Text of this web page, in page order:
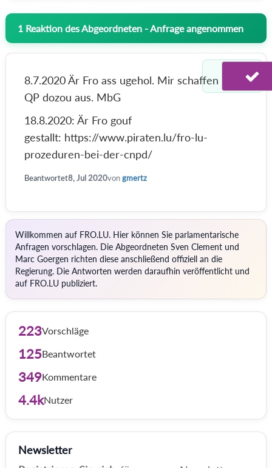
1 Reaktion des Abgeordneten - Anfrage angenommen
8.7.2020 Är Fro ass ugehol. Mir schaffen eng
QP dozou aus. MbG
18.8.2020: Är Fro gouf
gestallt: https://www.piraten.lu/fro-lu-
prozeduren-bei-der-cnpd/
Beantwortet8, Jul 2020vongmertz
Willkommen auf FRO.LU. Hier können Sie parlamentarische
Anfragen vorschlagen. Die Abgeordneten Sven Clement und
Marc Goergen richten diese anschließend offiziell an die
Regierung. Die Antworten werden daraufhin veröffentlicht und
auf FRO.LU publiziert.
223Vorschläge
125Beantwortet
349Kommentare
4.4kNutzer
Newsletter